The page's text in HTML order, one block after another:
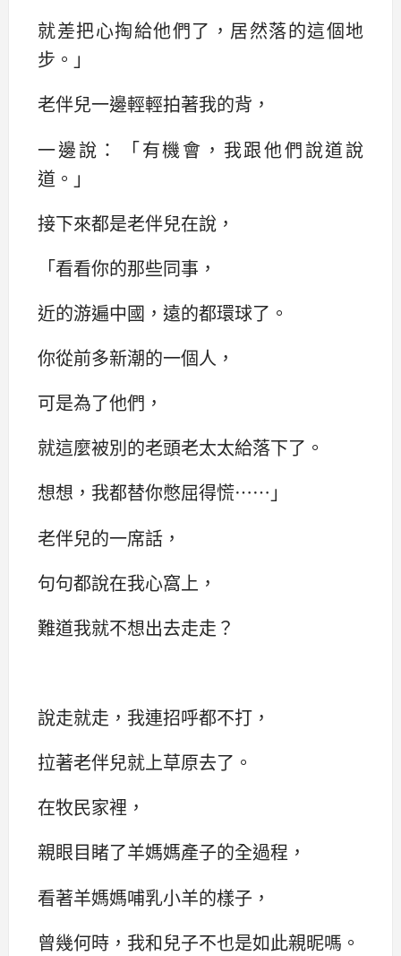
就差把心掏給他們了，居然落的這個地
步。‌‌」
老伴兒一邊輕輕拍著我的背，
一邊說：‌‌「有機會，我跟他們說道說
道。‌‌」
接下來都是老伴兒在說，‌‌
「看看你的那些同事，
近的游遍中國，遠的都環球了。
你從前多新潮的一個人，
可是為了他們，
就這麼被別的老頭老太太給落下了。
想想，我都替你憋屈得慌……‌‌」
老伴兒的一席話，
句句都說在我心窩上，
難道我就不想出去走走？
說走就走，我連招呼都不打，
拉著老伴兒就上草原去了。
在牧民家裡，
親眼目睹了羊媽媽產子的全過程，
看著羊媽媽哺乳小羊的樣子，
曾幾何時，我和兒子不也是如此親昵嗎。